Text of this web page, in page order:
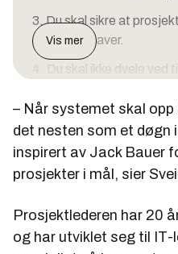
3. Du skal sikre at
andre oppgaver.
4. Du skal ikke dvele ved
5. Du skal skape en
urgency). Vær utålmodig
6. Du skal ta beslutninger
mye papir og for lite
løftene holder. Ta bort de
jobber bra sammen.
Vis mer
– Når systemet skal opp
det nesten som et døgn
inspirert av Jack Bauer
prosjekter i mål, sier
Prosjektlederen har 20
og har utviklet seg til